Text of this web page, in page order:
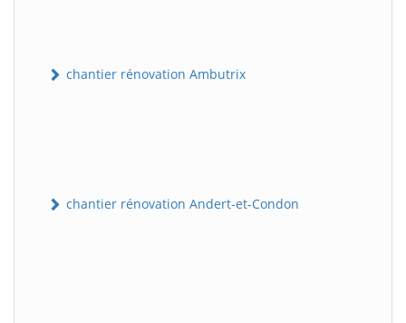
chantier rénovation Ambutrix
chantier rénovation Andert-et-Condon